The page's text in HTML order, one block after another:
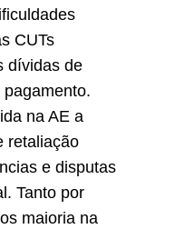
CUTs
dívidas de
na AE a
retaliação
e disputas
Tanto por
maioria na